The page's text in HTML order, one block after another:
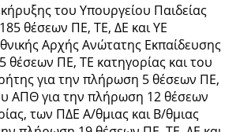
του Υπουργείου Παιδείας
θέσεων ΠΕ, ΤΕ, ΔΕ και ΥΕ
Αρχής Ανώτατης Εκπαίδευσης
θέσεων ΠΕ, ΤΕ κατηγορίας και του
για την πλήρωση 5 θέσεων ΠΕ,
ΑΠΘ για την πλήρωση 12 θέσεων
των ΠΔΕ Α/θμιας και Β/θμιας